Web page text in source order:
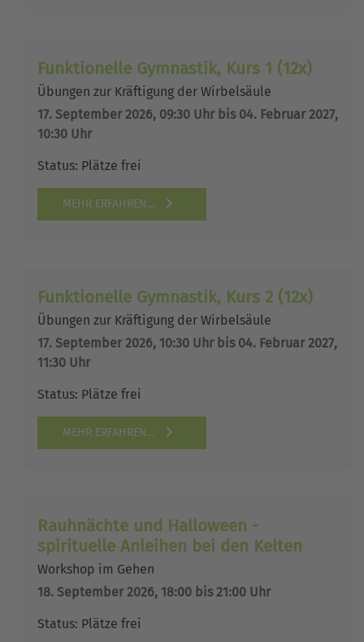
Funktionelle Gymnastik, Kurs 1 (12x)
Übungen zur Kräftigung der Wirbelsäule
17. September 2026, 09:30 Uhr bis 04. Februar 2027,
10:30 Uhr
Status: Plätze frei
MEHR ERFAHREN...
Funktionelle Gymnastik, Kurs 2 (12x)
Übungen zur Kräftigung der Wirbelsäule
17. September 2026, 10:30 Uhr bis 04. Februar 2027,
11:30 Uhr
Status: Plätze frei
MEHR ERFAHREN...
Rauhnächte und Halloween -
spirituelle Anleihen bei den Kelten
Workshop im Gehen
18. September 2026, 18:00 bis 21:00 Uhr
Status: Plätze frei